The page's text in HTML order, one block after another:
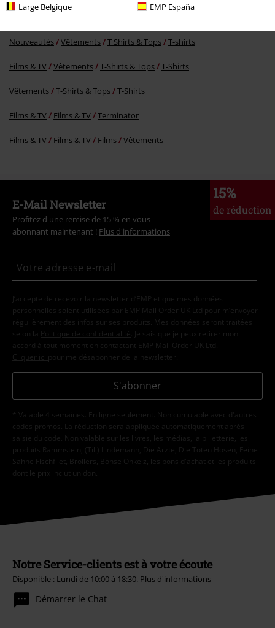
Large Belgique EMP España
Nouveautés Vêtements T Shirts & Tops T-shirts
Films & TV Vêtements T-Shirts & Tops T-Shirts
Vêtements T-Shirts & Tops T-Shirts
Films & TV Films & TV Terminator
Films & TV Films & TV Films Vêtements
15%
de réduction
E-Mail Newsletter
Profitez d'une remise de 15 % en vous
abonnant maintenant ! Plus d'informations
J’accepte de recevoir la newsletter d’EMP et que mes données
personnelles soient utilisées par EMP Mail Order UK Ltd pour m’envoyer
régulièrement des infos sur ses produits. Mes données seront traitées
selon la
Politique de confidentialité . Je sais que je peux retirer mon
accord à tout moment en contactant EMP Mail Order UK Ltd.
Cliquer ici pour me désabonner de la newsletter.
S'abonner
* Valable 4 semaines. En ligne seulement. Non cumulable avec d'autres
codes promos. La réduction sera appliquée automatiquement après
saisie du code. Non valable sur les livres, les médias, la billetterie, les
produits Rammstein, (Till) Lindemann, Die Ärzte, Die Toten Hosen, Feine
Sahne Fischfilet, Broilers, Böhse Onkelz, les bons d'achat et les produits
dont le prix inclut un don.
Notre Service-clients est à votre écoute
Disponible : Lundi de 10:00 à 18:30. Plus d'informations
Démarrer le Chat